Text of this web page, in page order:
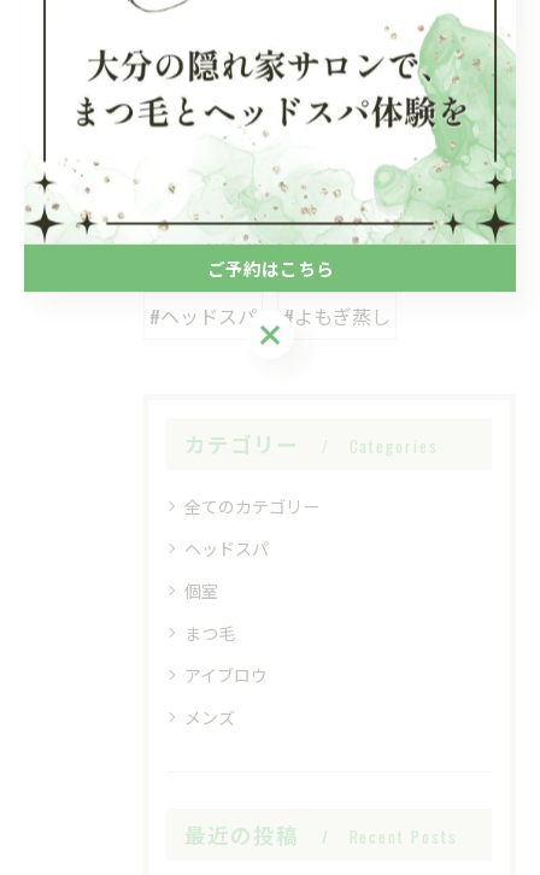
ヘッドスパ
一覧に戻る 次のページ >
関連タグ
#ヘッドスパ #よもぎ蒸し
カテゴリー Categories
全てのカテゴリー
ヘッドスパ
個室
まつ毛
アイブロウ
メンズ
最近の投稿 Recent Posts
ご予約はこちら
ご予約はこちら